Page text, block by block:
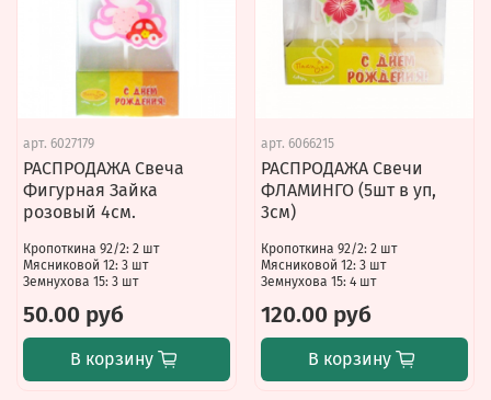
арт. 6027179
РАСПРОДАЖА Свеча
Фигурная Зайка
розовый 4см.
Кропоткина 92/2: 2 шт
Мясниковой 12: 3 шт
Земнухова 15: 3 шт
50.00 руб
В корзину
арт. 6066215
РАСПРОДАЖА Свечи
ФЛАМИНГО (5шт в уп,
3см)
Кропоткина 92/2: 2 шт
Мясниковой 12: 3 шт
Земнухова 15: 4 шт
120.00 руб
В корзину